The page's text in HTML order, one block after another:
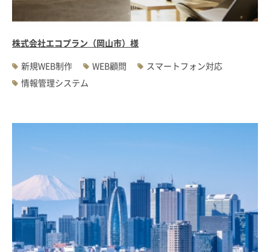
株式会社エコプラン（岡山市）様
新規WEB制作
WEB顧問
スマートフォン対応
情報管理システム